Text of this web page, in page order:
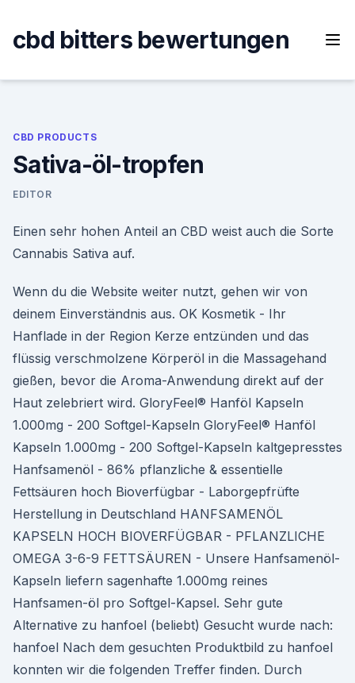
content
cbd bitters bewertungen
CBD PRODUCTS
Sativa-öl-tropfen
EDITOR
Einen sehr hohen Anteil an CBD weist auch die Sorte
Cannabis Sativa auf.
Wenn du die Website weiter nutzt, gehen wir von
deinem Einverständnis aus. OK Kosmetik - Ihr
Hanflade in der Region Kerze entzünden und das
flüssig verschmolzene Körperöl in die Massagehand
gießen, bevor die Aroma-Anwendung direkt auf der
Haut zelebriert wird. GloryFeel® Hanföl Kapseln
1.000mg - 200 Softgel-Kapseln GloryFeel® Hanföl
Kapseln 1.000mg - 200 Softgel-Kapseln kaltgepresstes
Hanfsamenöl - 86% pflanzliche & essentielle
Fettsäuren hoch Bioverfügbar - Laborgepfrüfte
Herstellung in Deutschland HANFSAMENÖL
KAPSELN HOCH BIOVERFÜGBAR - PFLANZLICHE
OMEGA 3-6-9 FETTSÄUREN - Unsere Hanfsamenöl-
Kapseln liefern sagenhafte 1.000mg reines
Hanfsamen-öl pro Softgel-Kapsel. Sehr gute
Alternative zu hanfoel (beliebt) Gesucht wurde nach:
hanfoel Nach dem gesuchten Produktbild zu hanfoel
konnten wir die folgenden Treffer finden. Durch